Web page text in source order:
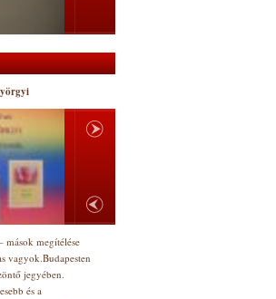
megítélése
vagyok.Budapesten
jegyében.
és a